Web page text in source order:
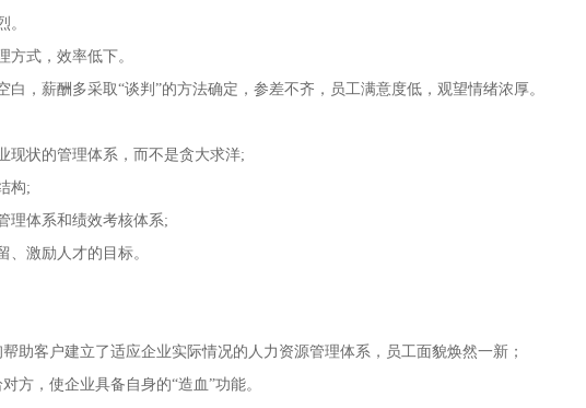
。
式，效率低下。
，薪酬多采取“谈判”的方法确定，参差不齐，员工满意度低，观望情绪浓厚。
现状的管理体系，而不是贪大求洋;
构;
理体系和绩效考核体系;
激励人才的目标。
助客户建立了适应企业实际情况的人力资源管理体系，员工面貌焕然一新；
方，使企业具备自身的“造血”功能。